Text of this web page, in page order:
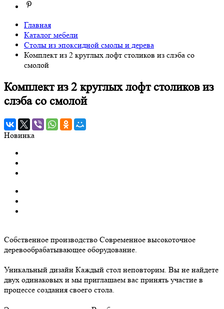
Главная
Каталог мебели
Столы из эпоксидной смолы и дерева
Комплект из 2 круглых лофт столиков из слэба со
смолой
Комплект из 2 круглых лофт столиков из
слэба со смолой
Новинка
Собственное производство Современное высокоточное
деревообрабатывающее оборудование.
Уникальный дизайн Каждый стол неповторим. Вы не найдете
двух одинаковых и мы приглашаем вас принять участие в
процессе создания своего стола.